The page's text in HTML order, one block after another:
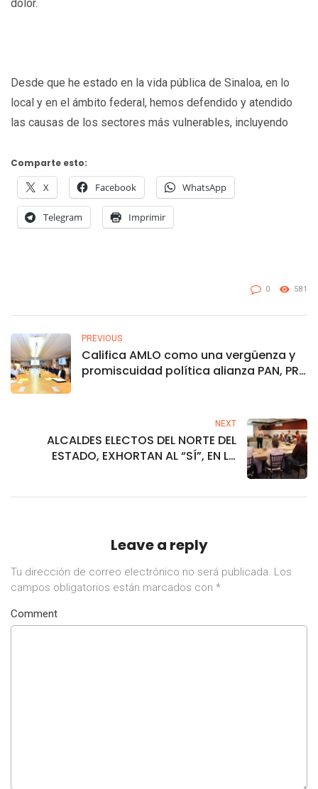
dolor.
Desde que he estado en la vida pública de Sinaloa, en lo
local y en el ámbito federal, hemos defendido y atendido
las causas de los sectores más vulnerables, incluyendo
Comparte esto:
X Facebook WhatsApp
Telegram Imprimir
0 581
PREVIOUS
Califica AMLO como una vergüenza y
promiscuidad política alianza PAN, PRI
NEXT
ALCALDES ELECTOS DEL NORTE DEL
ESTADO, EXHORTAN AL “SÍ”, EN LA
Leave a reply
Tu dirección de correo electrónico no será publicada. Los
campos obligatorios están marcados con *
Comment